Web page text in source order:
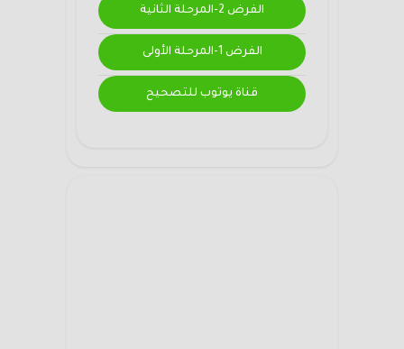
الفرض 2-المرحلة الثانية
الفرض 1-المرحلة الأولى
قناة يوتوب للتصحيح